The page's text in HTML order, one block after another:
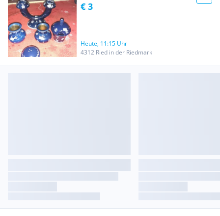
€ 3
Heute, 11:15 Uhr
4312 Ried in der Riedmark